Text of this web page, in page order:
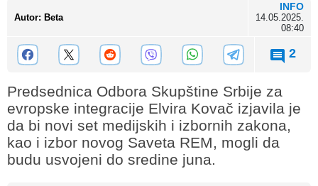
Autor: Beta
INFO
14.05.2025.
08:40
2
Predsednica Odbora Skupštine Srbije za
evropske integracije Elvira Kovač izjavila je
da bi novi set medijskih i izbornih zakona,
kao i izbor novog Saveta REM, mogli da
budu usvojeni do sredine juna.